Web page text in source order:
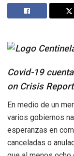
Covid-19
on Crisis
En medio de un
varios gobiernos
esperanzas en
canceladas o